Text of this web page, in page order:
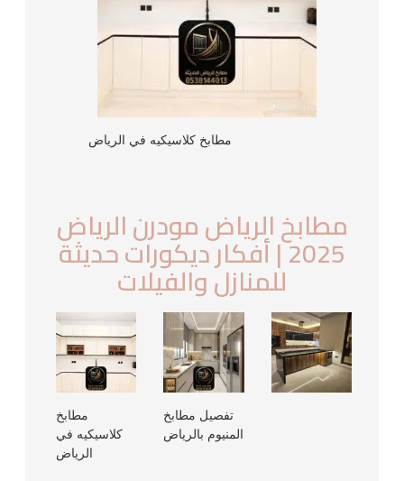
مطابخ كلاسيكيه في الرياض
مطابخ الرياض مودرن الرياض
2025 | أفكار ديكورات حديثة
للمنازل والفيلات
تفصيل مطابخ
المنيوم بالرياض
مطابخ
كلاسيكيه في
الرياض